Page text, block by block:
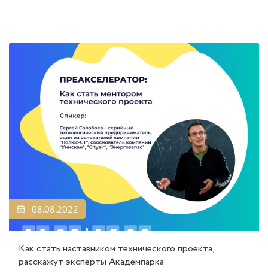
08.08.2022
Как стать наставником технического проекта,
расскажут эксперты Академпарка